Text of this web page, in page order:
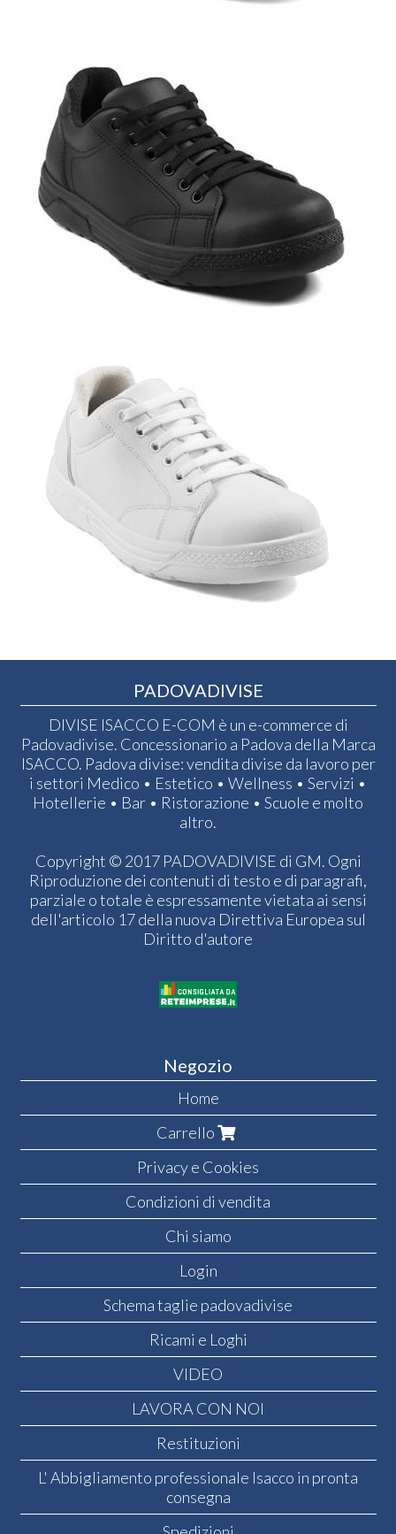
PADOVADIVISE
DIVISE ISACCO E-COM è un e-commerce di
Padovadivise. Concessionario a Padova della Marca
ISACCO. Padova divise: vendita divise da lavoro per
i settori Medico • Estetico • Wellness • Servizi •
Hotellerie • Bar • Ristorazione • Scuole e molto
altro.
Copyright © 2017 PADOVADIVISE di GM. Ogni
Riproduzione dei contenuti di testo e di paragrafi,
parziale o totale è espressamente vietata ai sensi
dell'articolo 17 della nuova Direttiva Europea sul
Diritto d'autore
Negozio
Home
Carrello
Privacy e Cookies
Condizioni di vendita
Chi siamo
Login
Schema taglie padovadivise
Ricami e Loghi
VIDEO
LAVORA CON NOI
Restituzioni
L' Abbigliamento professionale Isacco in pronta
consegna